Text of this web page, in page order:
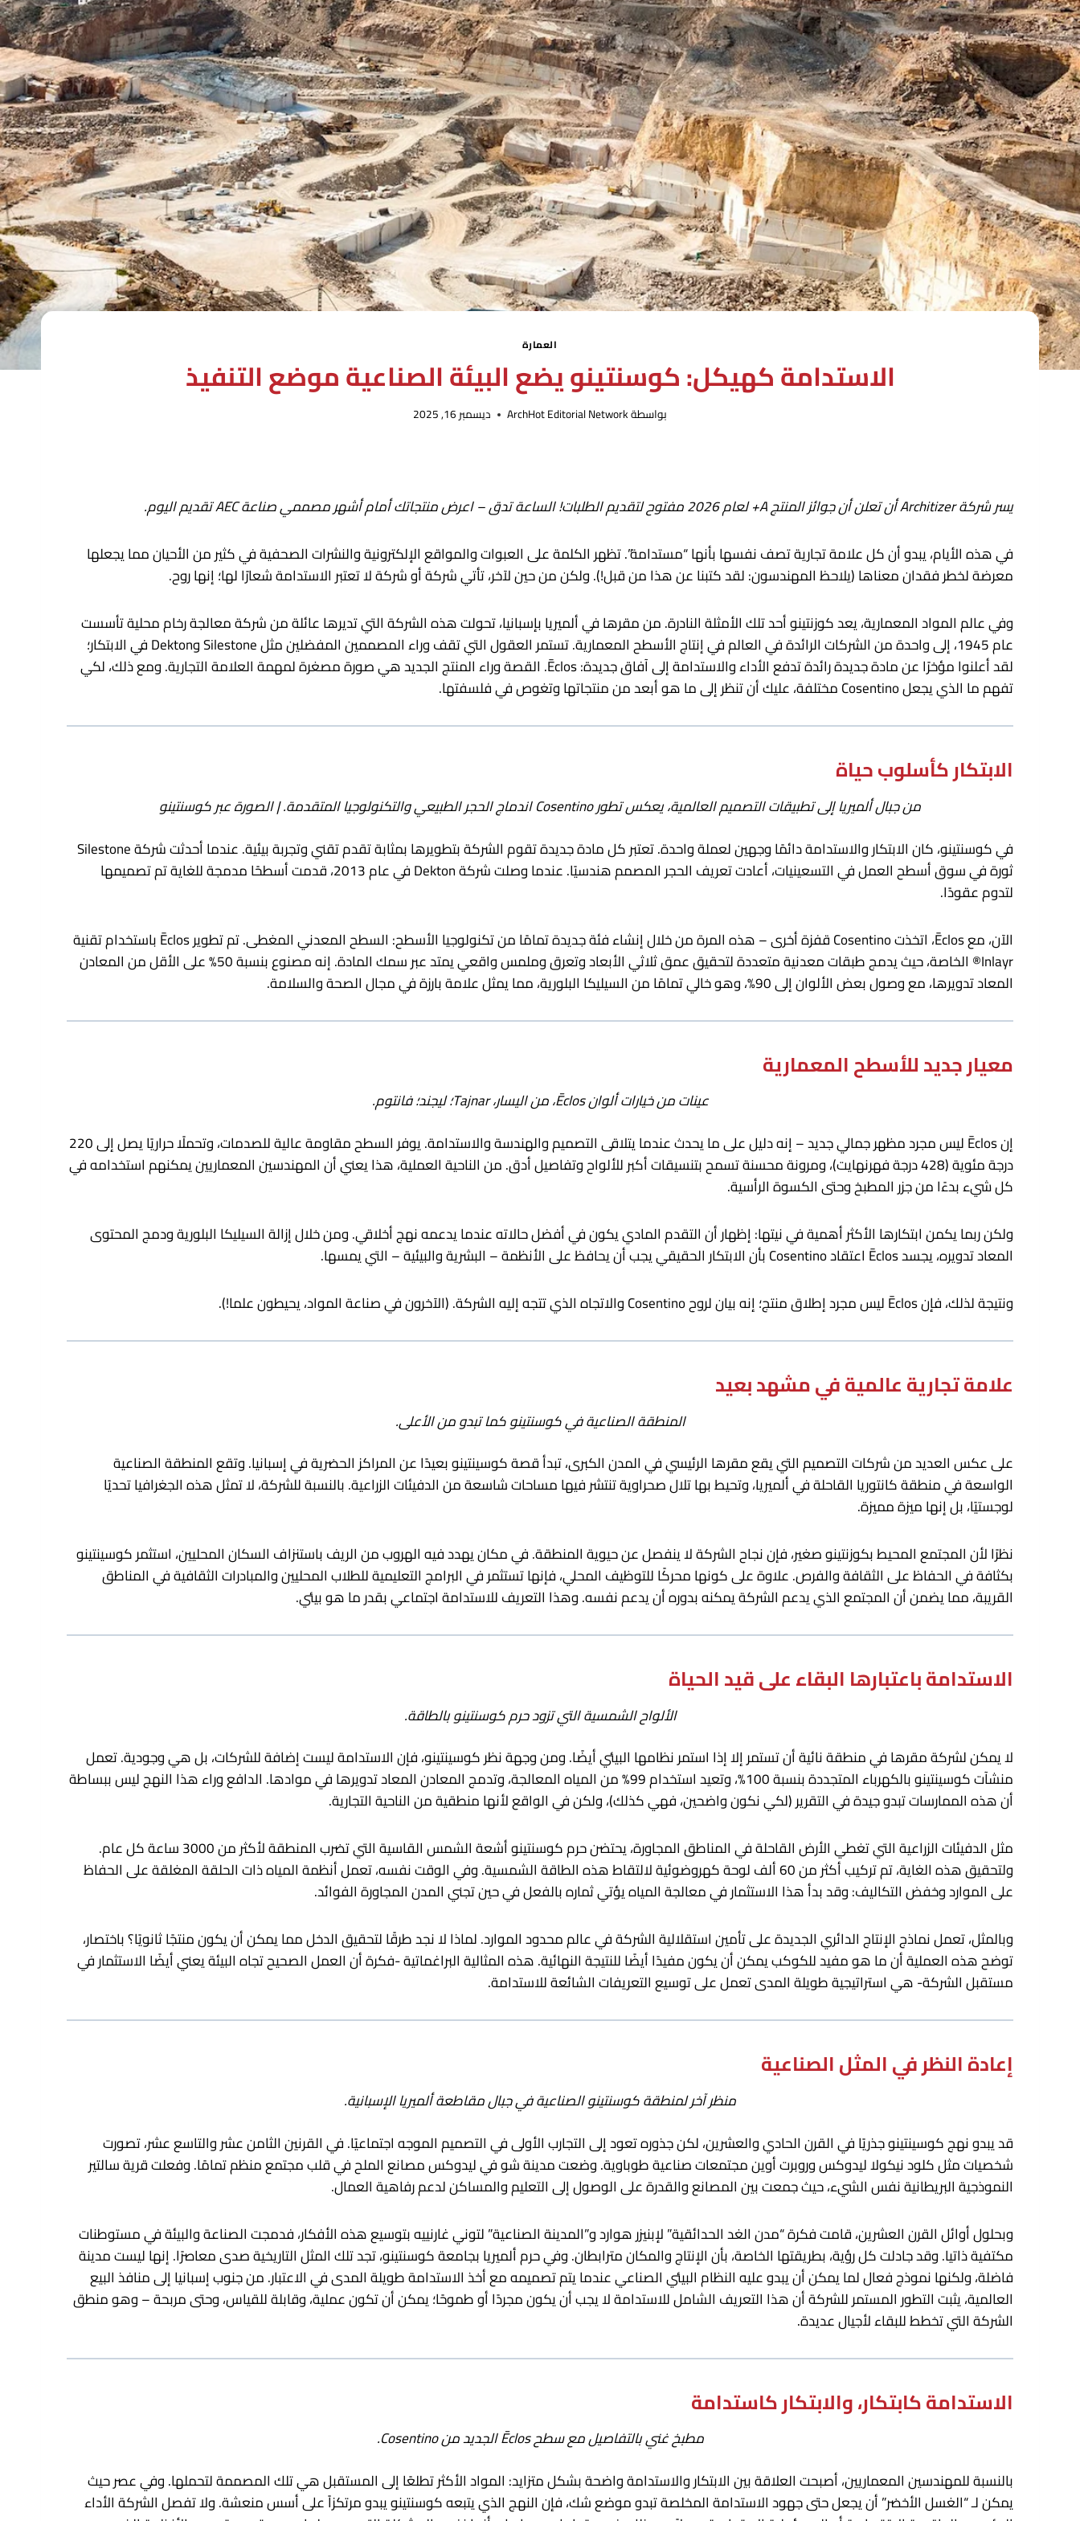
العمارة
الاستدامة كهيكل: كوسنتينو يضع البيئة الصناعية موضع التنفيذ
بواسطةArchHot Editorial Network ديسمبر 16, 2025
يسر شركة Architizer أن تعلن أن جوائز المنتج A+ لعام 2026 مفتوح لتقديم الطلبات! الساعة تدق – اعرض منتجاتك أمام أشهر مصممي صناعة AEC تقديم اليوم.
في هذه الأيام، يبدو أن كل علامة تجارية تصف نفسها بأنها “مستدامة”. تظهر الكلمة على العبوات والمواقع الإلكترونية والنشرات الصحفية في كثير من الأحيان مما يجعلها
معرضة لخطر فقدان معناها (يلاحظ المهندسون: لقد كتبنا عن هذا من قبل!). ولكن من حين لآخر، تأتي شركة أو شركة لا تعتبر الاستدامة شعارًا لها؛ إنها روح.
وفي عالم المواد المعمارية، يعد كوزنتينو أحد تلك الأمثلة النادرة. من مقرها في ألميريا بإسبانيا، تحولت هذه الشركة التي تديرها عائلة من شركة معالجة رخام محلية تأسست
عام 1945، إلى واحدة من الشركات الرائدة في العالم في إنتاج الأسطح المعمارية. تستمر العقول التي تقف وراء المصممين المفضلين مثل Silestone وDekton في الابتكار؛
لقد أعلنوا مؤخرًا عن مادة جديدة رائدة تدفع الأداء والاستدامة إلى آفاق جديدة: Ēclos. القصة وراء المنتج الجديد هي صورة مصغرة لمهمة العلامة التجارية. ومع ذلك، لكي
تفهم ما الذي يجعل Cosentino مختلفة، عليك أن تنظر إلى ما هو أبعد من منتجاتها وتغوص في فلسفتها.
الابتكار كأسلوب حياة
من جبال ألميريا إلى تطبيقات التصميم العالمية، يعكس تطور Cosentino اندماج الحجر الطبيعي والتكنولوجيا المتقدمة. | الصورة عبر كوسنتينو
في كوسنتينو، كان الابتكار والاستدامة دائمًا وجهين لعملة واحدة. تعتبر كل مادة جديدة تقوم الشركة بتطويرها بمثابة تقدم تقني وتجربة بيئية. عندما أحدثت شركة Silestone
ثورة في سوق أسطح العمل في التسعينيات، أعادت تعريف الحجر المصمم هندسيًا. عندما وصلت شركة Dekton في عام 2013، قدمت أسطحًا مدمجة للغاية تم تصميمها
لتدوم عقودًا.
الآن، مع Ēclos، اتخذت Cosentino قفزة أخرى – هذه المرة من خلال إنشاء فئة جديدة تمامًا من تكنولوجيا الأسطح: السطح المعدني المغطى. تم تطوير Ēclos باستخدام تقنية
Inlayr® الخاصة، حيث يدمج طبقات معدنية متعددة لتحقيق عمق ثلاثي الأبعاد وتعرق وملمس واقعي يمتد عبر سمك المادة. إنه مصنوع بنسبة 50% على الأقل من المعادن
المعاد تدويرها، مع وصول بعض الألوان إلى 90%، وهو خالي تمامًا من السيليكا البلورية، مما يمثل علامة بارزة في مجال الصحة والسلامة.
معيار جديد للأسطح المعمارية
عينات من خيارات ألوان Ēclos، من اليسار، Tajnar؛ ليجند؛ فانتوم.
إن Ēclos ليس مجرد مظهر جمالي جديد – إنه دليل على ما يحدث عندما يتلاقى التصميم والهندسة والاستدامة. يوفر السطح مقاومة عالية للصدمات، وتحملًا حراريًا يصل إلى 220
درجة مئوية (428 درجة فهرنهايت)، ومرونة محسنة تسمح بتنسيقات أكبر للألواح وتفاصيل أدق. من الناحية العملية، هذا يعني أن المهندسين المعماريين يمكنهم استخدامه في
كل شيء بدءًا من جزر المطبخ وحتى الكسوة الرأسية.
ولكن ربما يكمن ابتكارها الأكثر أهمية في نيتها: إظهار أن التقدم المادي يكون في أفضل حالاته عندما يدعمه نهج أخلاقي. ومن خلال إزالة السيليكا البلورية ودمج المحتوى
المعاد تدويره، يجسد Ēclos اعتقاد Cosentino بأن الابتكار الحقيقي يجب أن يحافظ على الأنظمة – البشرية والبيئية – التي يمسها.
ونتيجة لذلك، فإن Ēclos ليس مجرد إطلاق منتج؛ إنه بيان لروح Cosentino والاتجاه الذي تتجه إليه الشركة. (الآخرون في صناعة المواد، يحيطون علما!).
علامة تجارية عالمية في مشهد بعيد
المنطقة الصناعية في كوسنتينو كما تبدو من الأعلى.
على عكس العديد من شركات التصميم التي يقع مقرها الرئيسي في المدن الكبرى، تبدأ قصة كوسينتينو بعيدًا عن المراكز الحضرية في إسبانيا. وتقع المنطقة الصناعية
الواسعة في منطقة كانتوريا القاحلة في ألميريا، وتحيط بها تلال صحراوية تنتشر فيها مساحات شاسعة من الدفيئات الزراعية. بالنسبة للشركة، لا تمثل هذه الجغرافيا تحديًا
لوجستيًا، بل إنها ميزة مميزة.
نظرًا لأن المجتمع المحيط بكوزنتينو صغير، فإن نجاح الشركة لا ينفصل عن حيوية المنطقة. في مكان يهدد فيه الهروب من الريف باستنزاف السكان المحليين، استثمر كوسينتينو
بكثافة في الحفاظ على الثقافة والفرص. علاوة على كونها محركًا للتوظيف المحلي، فإنها تستثمر في البرامج التعليمية للطلاب المحليين والمبادرات الثقافية في المناطق
القريبة، مما يضمن أن المجتمع الذي يدعم الشركة يمكنه بدوره أن يدعم نفسه. وهذا التعريف للاستدامة اجتماعي بقدر ما هو بيئي.
الاستدامة باعتبارها البقاء على قيد الحياة
الألواح الشمسية التي تزود حرم كوسنتينو بالطاقة.
لا يمكن لشركة مقرها في منطقة نائية أن تستمر إلا إذا استمر نظامها البيئي أيضًا. ومن وجهة نظر كوسينتينو، فإن الاستدامة ليست إضافة للشركات، بل هي وجودية. تعمل
منشآت كوسينتينو بالكهرباء المتجددة بنسبة 100%، وتعيد استخدام 99% من المياه المعالجة، وتدمج المعادن المعاد تدويرها في موادها. الدافع وراء هذا النهج ليس ببساطة
أن هذه الممارسات تبدو جيدة في التقرير (لكي نكون واضحين، فهي كذلك)، ولكن في الواقع لأنها منطقية من الناحية التجارية.
مثل الدفيئات الزراعية التي تغطي الأرض القاحلة في المناطق المجاورة، يحتضن حرم كوسنتينو أشعة الشمس القاسية التي تضرب المنطقة لأكثر من 3000 ساعة كل عام.
ولتحقيق هذه الغاية، تم تركيب أكثر من 60 ألف لوحة كهروضوئية لالتقاط هذه الطاقة الشمسية. وفي الوقت نفسه، تعمل أنظمة المياه ذات الحلقة المغلقة على الحفاظ
على الموارد وخفض التكاليف: وقد بدأ هذا الاستثمار في معالجة المياه يؤتي ثماره بالفعل في حين تجني المدن المجاورة الفوائد.
وبالمثل، تعمل نماذج الإنتاج الدائري الجديدة على تأمين استقلالية الشركة في عالم محدود الموارد. لماذا لا نجد طرقًا لتحقيق الدخل مما يمكن أن يكون منتجًا ثانويًا؟ باختصار،
توضح هذه العملية أن ما هو مفيد للكوكب يمكن أن يكون مفيدًا أيضًا للنتيجة النهائية. هذه المثالية البراغماتية -فكرة أن العمل الصحيح تجاه البيئة يعني أيضًا الاستثمار في
مستقبل الشركة- هي استراتيجية طويلة المدى تعمل على توسيع التعريفات الشائعة للاستدامة.
إعادة النظر في المثل الصناعية
منظر آخر لمنطقة كوسنتينو الصناعية في جبال مقاطعة ألميريا الإسبانية.
قد يبدو نهج كوسينتينو جذريًا في القرن الحادي والعشرين، لكن جذوره تعود إلى التجارب الأولى في التصميم الموجه اجتماعيًا. في القرنين الثامن عشر والتاسع عشر، تصورت
شخصيات مثل كلود نيكولا ليدوكس وروبرت أوين مجتمعات صناعية طوباوية. وضعت مدينة شو في ليدوكس مصانع الملح في قلب مجتمع منظم تمامًا. وفعلت قرية سالتير
النموذجية البريطانية نفس الشيء، حيث جمعت بين المصانع والقدرة على الوصول إلى التعليم والمساكن لدعم رفاهية العمال.
وبحلول أوائل القرن العشرين، قامت فكرة “مدن الغد الحدائقية” لإبنيزر هوارد و”المدينة الصناعية” لتوني غارنييه بتوسيع هذه الأفكار، فدمجت الصناعة والبيئة في مستوطنات
مكتفية ذاتيا. وقد جادلت كل رؤية، بطريقتها الخاصة، بأن الإنتاج والمكان مترابطان. وفي حرم ألميريا بجامعة كوسنتينو، تجد تلك المثل التاريخية صدى معاصرًا. إنها ليست مدينة
فاضلة، ولكنها نموذج فعال لما يمكن أن يبدو عليه النظام البيئي الصناعي عندما يتم تصميمه مع أخذ الاستدامة طويلة المدى في الاعتبار. من جنوب إسبانيا إلى منافذ البيع
العالمية، يثبت التطور المستمر للشركة أن هذا التعريف الشامل للاستدامة لا يجب أن يكون مجردًا أو طموحًا؛ يمكن أن تكون عملية، وقابلة للقياس، وحتى مربحة – وهو منطق
الشركة التي تخطط للبقاء لأجيال عديدة.
الاستدامة كابتكار، والابتكار كاستدامة
مطبخ غني بالتفاصيل مع سطح Ēclos الجديد من Cosentino.
بالنسبة للمهندسين المعماريين، أصبحت العلاقة بين الابتكار والاستدامة واضحة بشكل متزايد: المواد الأكثر تطلعًا إلى المستقبل هي تلك المصممة لتحملها. وفي عصر حيث
يمكن لـ “الغسل الأخضر” أن يجعل حتى جهود الاستدامة المخلصة تبدو موضع شك، فإن النهج الذي يتبعه كوسنتينو يبدو مرتكزاً على أسس منعشة. ولا تفصل الشركة الأداء